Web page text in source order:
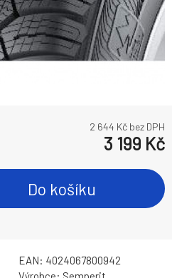
2 644 Kč bez DPH
3 199 Kč
Do košíku
EAN: 4024067800942